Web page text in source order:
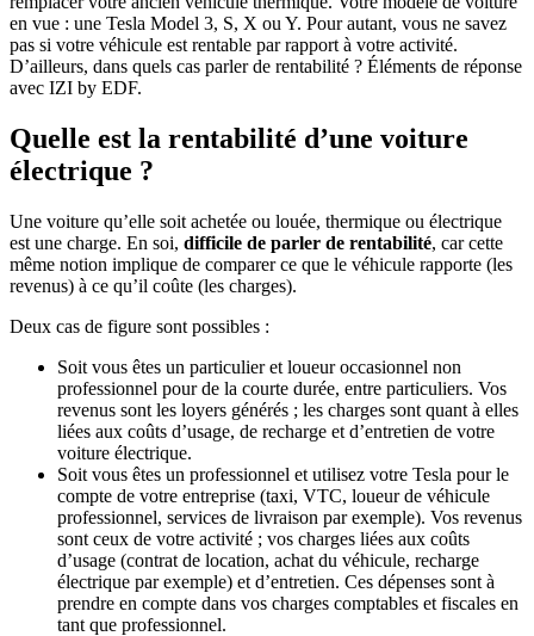
en vue : une Tesla Model 3, S, X ou Y. Pour autant, vous ne savez
pas si votre véhicule est rentable par rapport à votre activité.
D’ailleurs, dans quels cas parler de rentabilité ? Éléments de réponse
avec IZI by EDF.
Quelle est la rentabilité d’une voiture
électrique ?
Une voiture qu’elle soit achetée ou louée, thermique ou électrique
est une charge. En soi, difficile de parler de rentabilité, car cette
même notion implique de comparer ce que le véhicule rapporte (les
revenus) à ce qu’il coûte (les charges).
Deux cas de figure sont possibles :
Soit vous êtes un particulier et loueur occasionnel non
professionnel pour de la courte durée, entre particuliers. Vos
revenus sont les loyers générés ; les charges sont quant à elles
liées aux coûts d’usage, de recharge et d’entretien de votre
voiture électrique.
Soit vous êtes un professionnel et utilisez votre Tesla pour le
compte de votre entreprise (taxi, VTC, loueur de véhicule
professionnel, services de livraison par exemple). Vos revenus
sont ceux de votre activité ; vos charges liées aux coûts
d’usage (contrat de location, achat du véhicule, recharge
électrique par exemple) et d’entretien. Ces dépenses sont à
prendre en compte dans vos charges comptables et fiscales en
tant que professionnel.